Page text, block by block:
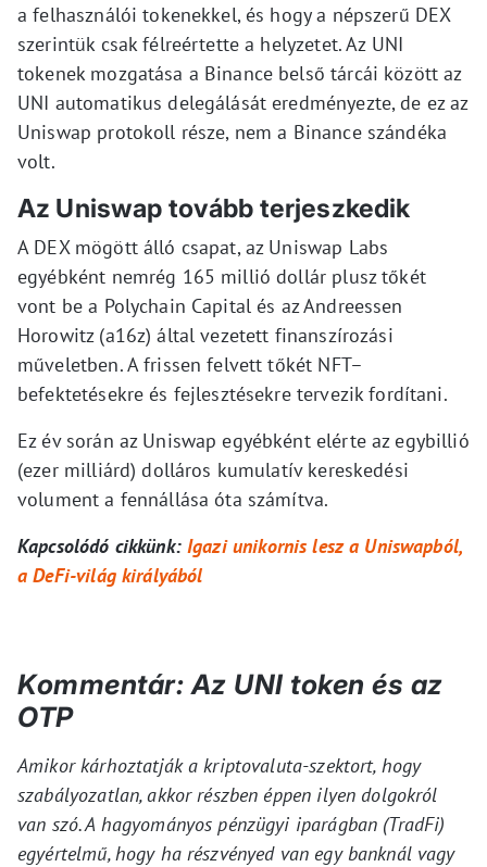
a felhasználói tokenekkel, és hogy a népszerű DEX
szerintük csak félreértette a helyzetet. Az UNI
tokenek mozgatása a Binance belső tárcái között az
UNI automatikus delegálását eredményezte, de ez az
Uniswap protokoll része, nem a Binance szándéka
volt.
Az Uniswap tovább terjeszkedik
A DEX mögött álló csapat, az Uniswap Labs
egyébként nemrég 165 millió dollár plusz tőkét
vont be a Polychain Capital és az Andreessen
Horowitz (a16z) által vezetett finanszírozási
műveletben. A frissen felvett tőkét NFT–
befektetésekre és fejlesztésekre tervezik fordítani.
Ez év során az Uniswap egyébként elérte az egybillió
(ezer milliárd) dolláros kumulatív kereskedési
volument a fennállása óta számítva.
Kapcsolódó cikkünk: Igazi unikornis lesz a Uniswapból,
a DeFi-világ királyából
Kommentár: Az UNI token és az
OTP
Amikor kárhoztatják a kriptovaluta-szektort, hogy
szabályozatlan, akkor részben éppen ilyen dolgokról
van szó. A hagyományos pénzügyi iparágban (TradFi)
egyértelmű, hogy ha részvényed van egy banknál vagy